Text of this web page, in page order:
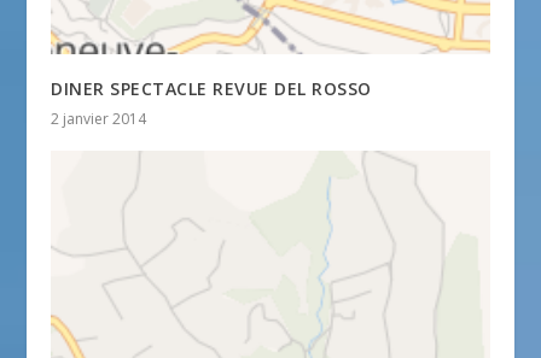
DINER SPECTACLE REVUE DEL ROSSO
2 janvier 2014